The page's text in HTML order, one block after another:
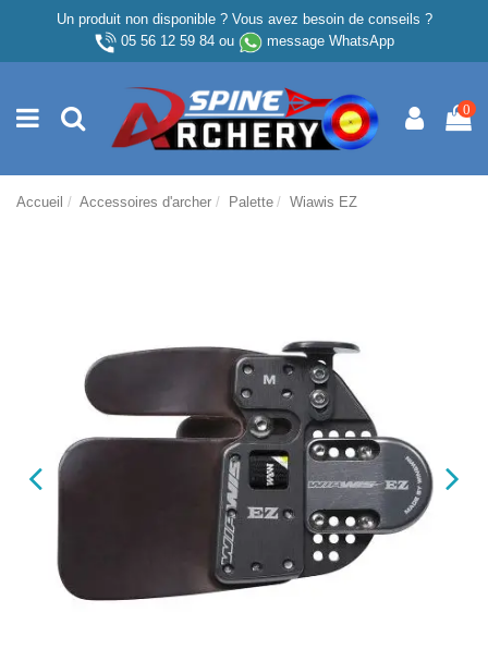
Un produit non disponible ? Vous avez besoin de conseils ?
05 56 12 59 84ou message WhatsApp
0
Accueil Accessoires d'archer Palette Wiawis EZ